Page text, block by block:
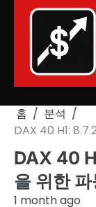
홈
분석
DAX 40 H1:
DAX 40
을 위한
1 month ago